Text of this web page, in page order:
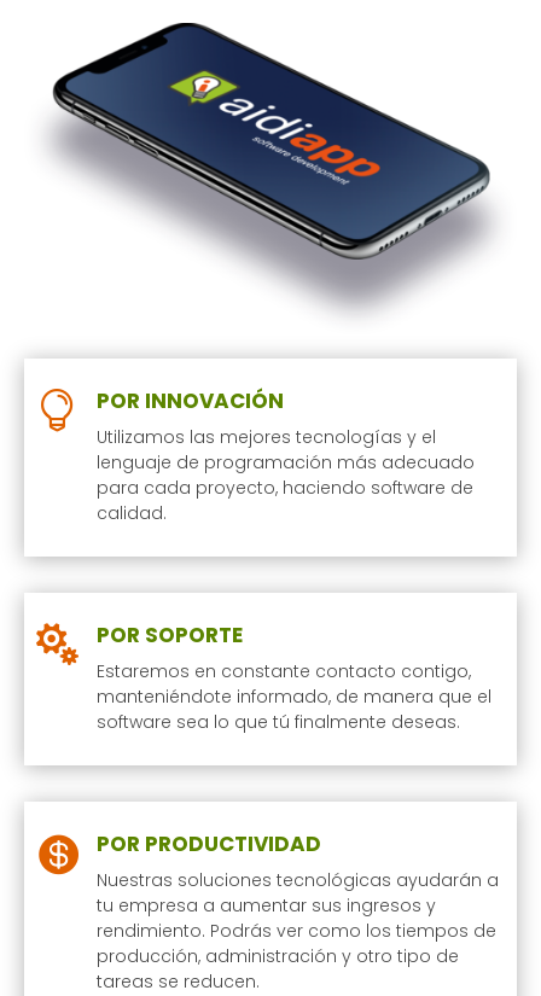
 POR INNOVACIÓN
Utilizamos las mejores tecnologías y el
lenguaje de programación más adecuado
para cada proyecto, haciendo software de
calidad.
 POR SOPORTE
Estaremos en constante contacto contigo,
manteniéndote informado, de manera que el
software sea lo que tú finalmente deseas.
 POR PRODUCTIVIDAD
Nuestras soluciones tecnológicas ayudarán a
tu empresa a aumentar sus ingresos y
rendimiento. Podrás ver como los tiempos de
producción, administración y otro tipo de
tareas se reducen.